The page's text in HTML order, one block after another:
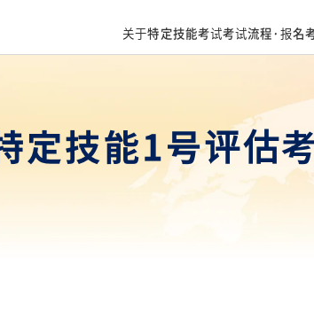
关于特定技能考试考试流程·报名
定技能1号评估